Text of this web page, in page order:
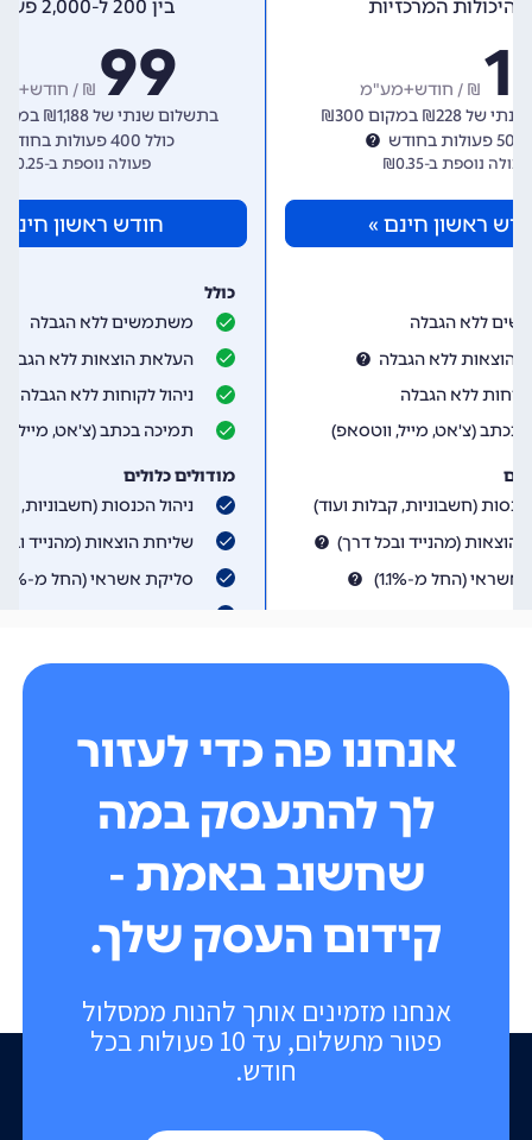
אנחנו מזמינים אותך להנות ממסלול
פטור מתשלום, עד 10 פעולות בכל
חודש.
אנחנו פה כדי לעזור
לך להתעסק במה
שחשוב באמת -
קידום העסק שלך.